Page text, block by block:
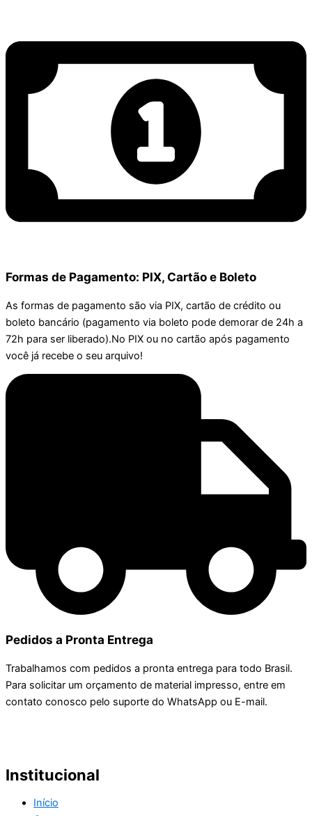
Formas de Pagamento: PIX, Cartão e Boleto
As formas de pagamento são via PIX, cartão de crédito ou
boleto bancário (pagamento via boleto pode demorar de 24h a
72h para ser liberado).No PIX ou no cartão após pagamento
você já recebe o seu arquivo!
Pedidos a Pronta Entrega
Trabalhamos com pedidos a pronta entrega para todo Brasil.
Para solicitar um orçamento de material impresso, entre em
contato conosco pelo suporte do WhatsApp ou E-mail.
Institucional
Início